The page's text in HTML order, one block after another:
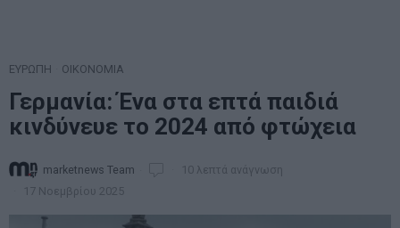
ΕΥΡΩΠΗ ΟΙΚΟΝΟΜΙΑ
Γερμανία: Ένα στα επτά παιδιά
κινδύνευε το 2024 από φτώχεια
marketnews Team
10 λεπτά ανάγνωση
17 Νοεμβρίου 2025